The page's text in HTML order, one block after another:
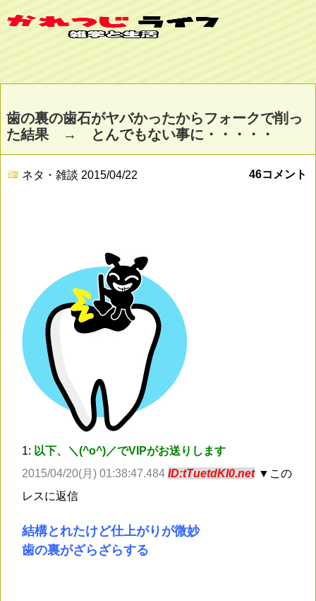
歯の裏の歯石がヤバかったからフォークで削っ
た結果 → とんでもない事に・・・・・
ネタ・雑談 2015/04/22 46コメント
1: 以下、＼(^o^)／でVIPがお送りします
2015/04/20(月) 01:38:47.484 ID:tTuetdKI0.net ▼この
レスに返信
結構とれたけど仕上がりが微妙
歯の裏がざらざらする